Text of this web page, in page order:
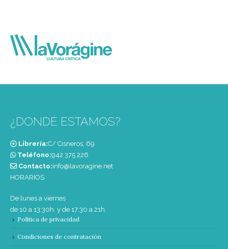
¿DONDE ESTAMOS?
Librería:C/ Cisneros, 69
Teléfono:‭942 375 226‬
Contacto:info@lavoragine.net
HORARIOS
De lunes a viernes
de 10 a 13:30h. y de 17:30 a 21h.
Política de privacidad
Condiciones de contratación